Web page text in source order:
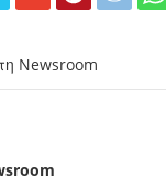
Newsroom